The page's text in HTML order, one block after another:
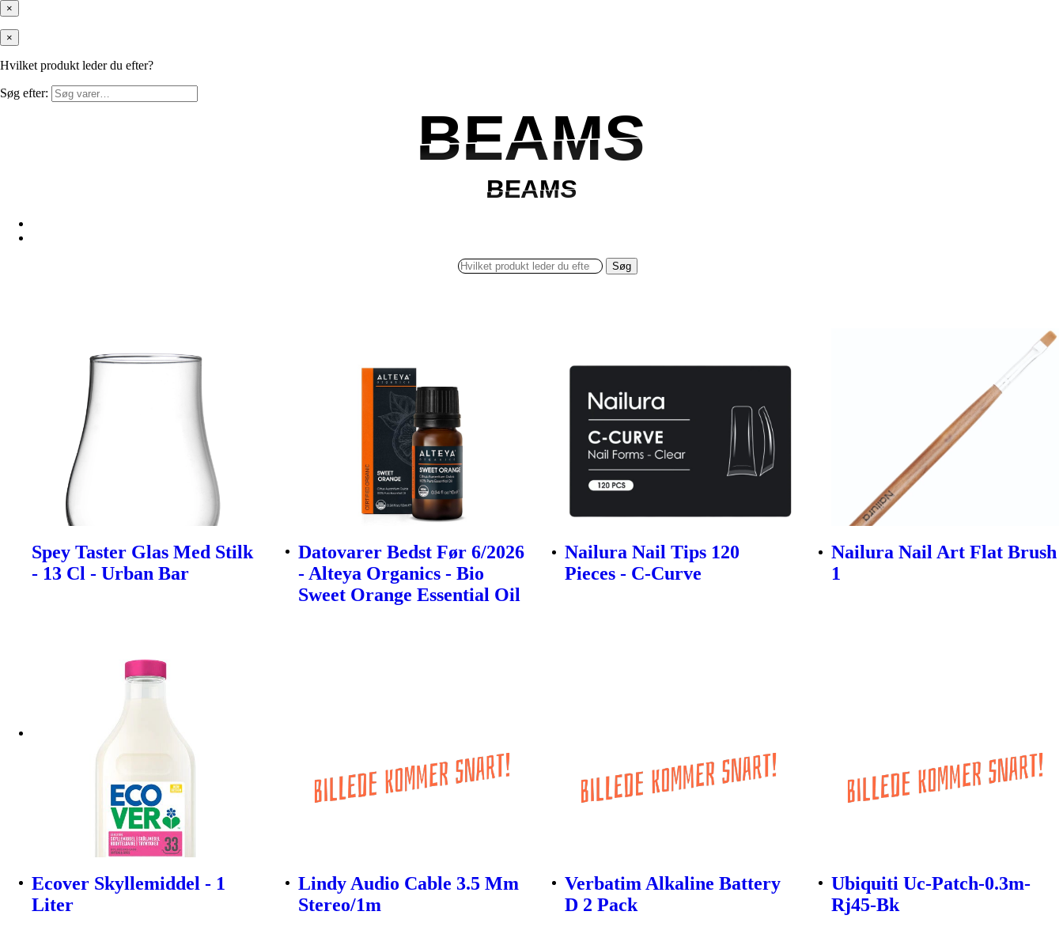
×
×
Hvilket produkt leder du efter?
Søg efter:
BEAMS
BEAMS
BEAMS
BEAMS
Søg
Spey Taster Glas Med Stilk
- 13 Cl - Urban Bar
Datovarer Bedst Før 6/2026
- Alteya Organics - Bio
Sweet Orange Essential Oil
Nailura Nail Tips 120
Pieces - C-Curve
Nailura Nail Art Flat Brush
1
Ecover Skyllemiddel - 1
Liter
Lindy Audio Cable 3.5 Mm
Stereo/1m
Verbatim Alkaline Battery
D 2 Pack
Ubiquiti Uc-Patch-0.3m-
Rj45-Bk